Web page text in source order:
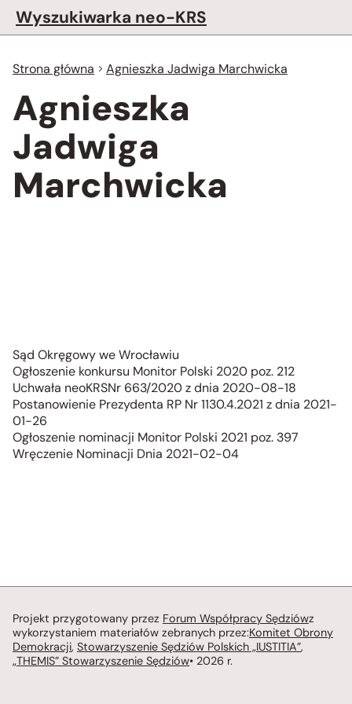
Wyszukiwarka neo-KRS
Strona główna Agnieszka Jadwiga Marchwicka
Agnieszka
Jadwiga
Marchwicka
Sąd Okręgowy we Wrocławiu
Ogłoszenie konkursu Monitor Polski 2020 poz. 212
Uchwała neoKRSNr 663/2020 z dnia 2020-08-18
Postanowienie Prezydenta RP Nr 1130.4.2021 z dnia 2021-
01-26
Ogłoszenie nominacji Monitor Polski 2021 poz. 397
Wręczenie Nominacji Dnia 2021-02-04
Projekt przygotowany przez Forum Współpracy Sędziówz
wykorzystaniem materiałów zebranych przez:Komitet Obrony
Demokracji, Stowarzyszenie Sędziów Polskich „IUSTITIA”,
„THEMIS” Stowarzyszenie Sędziów• 2026 r.